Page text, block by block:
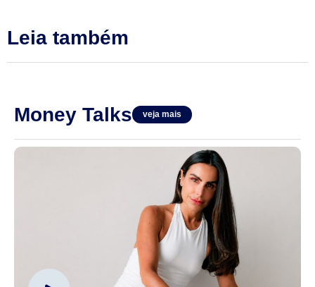
Leia também
Money Talks veja mais